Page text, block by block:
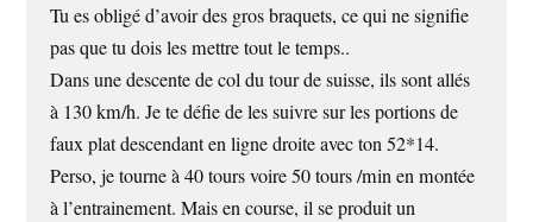
Tu es obligé d’avoir des gros braquets, ce qui ne signifie
pas que tu dois les mettre tout le temps..
Dans une descente de col du tour de suisse, ils sont allés
à 130 km/h. Je te défie de les suivre sur les portions de
faux plat descendant en ligne droite avec ton 52*14.
Perso, je tourne à 40 tours voire 50 tours /min en montée
à l’entrainement. Mais en course, il se produit un